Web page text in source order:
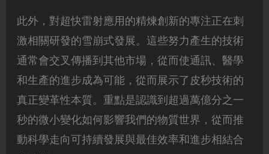
此外，對超快雷射應用的精煉創新的專注正在刺
激相關研發的雪崩式發展。這些努力產生的技術
通常會交叉傳播到其他市場，從而使通訊、醫學
和生產的進步成為可能，從而展示了皮秒技術的
真正變革性本質。重點是認識到超過萬億分之一
秒的微小變化如何影響我們的物質世界，從而推
動科學走向可持續發展與最佳效率和進步相結合